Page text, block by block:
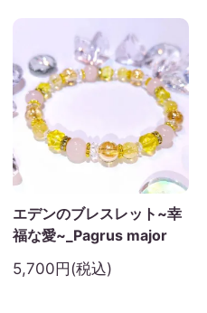
エデンのブレスレット~幸
福な愛~_Pagrus major
5,700円(税込)